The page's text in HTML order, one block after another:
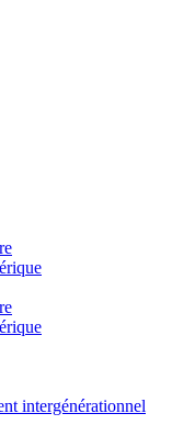
intergénérationnel